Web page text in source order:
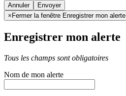
Annuler
× Fermer la fenêtre Enregistrer mon alerte
Enregistrer mon alerte
Tous les champs sont obligatoires
Nom de mon alerte